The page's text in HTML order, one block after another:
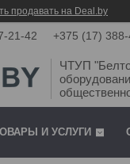
продавать на Deal.by
21-42 +375 (17)
ЧТУП
И УСЛУГИ